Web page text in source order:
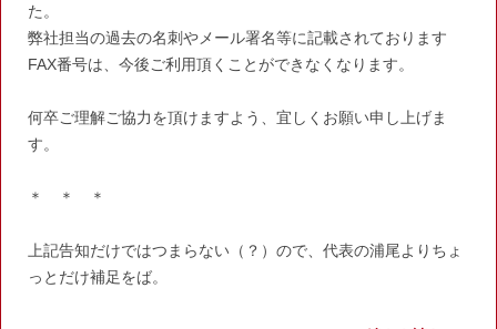
た。
弊社担当の過去の名刺やメール署名等に記載されております
FAX番号は、今後ご利用頂くことができなくなります。
何卒ご理解ご協力を頂けますよう、宜しくお願い申し上げま
す。
＊ ＊ ＊
上記告知だけではつまらない（？）ので、代表の浦尾よりちょ
っとだけ補足をば。